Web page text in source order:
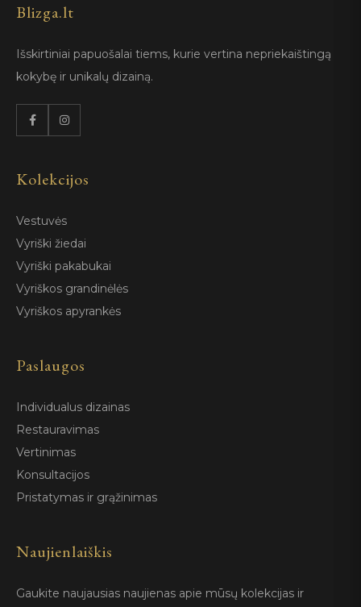
Blizga.lt
Išskirtiniai papuošalai tiems, kurie vertina nepriekaištingą
kokybę ir unikalų dizainą.
Kolekcijos
Vestuvės
Vyriški žiedai
Vyriški pakabukai
Vyriškos grandinėlės
Vyriškos apyrankės
Paslaugos
Individualus dizainas
Restauravimas
Vertinimas
Konsultacijos
Pristatymas ir grąžinimas
Naujienlaiškis
Gaukite naujausias naujienas apie mūsų kolekcijas ir